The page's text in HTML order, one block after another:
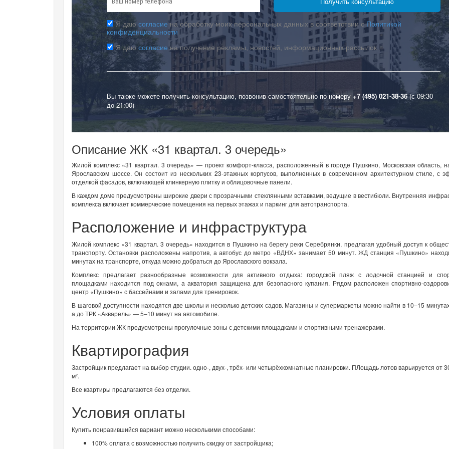
Я даю согласиена обработку моих персональных данных в соответствии сПолитикой
конфиденциальности
Я даю согласиена получение рекламы, новостей, информационных рассылок
Вы также можете получить консультацию, позвонив самостоятельно по номеру +7 (495) 021-38-36 (с 09:30
до 21:00)
Описание ЖК «31 квартал. 3 очередь»
Жилой комплекс «31 квартал. 3 очередь» — проект комфорт-класса, расположенный в городе Пушкино, Московская область,
Ярославском шоссе. Он состоит из нескольких 23-этажных корпусов, выполненных в современном архитектурном стиле, с
отделкой фасадов, включающей клинкерную плитку и облицовочные панели.
В каждом доме предусмотрены широкие двери с прозрачными стеклянными вставками, ведущие в вестибюли. Внутренняя
комплекса включает коммерческие помещения на первых этажах и паркинг для автотранспорта.
Расположение и инфраструктура
Жилой комплекс «31 квартал. 3 очередь» находится в Пушкино на берегу реки Серебрянки, предлагая удобный доступ к
транспорту. Остановки расположены напротив, а автобус до метро «ВДНХ» занимает 50 минут. ЖД станция «Пушкино»
минутах на транспорте, откуда можно добраться до Ярославского вокзала.
Комплекс предлагает разнообразные возможности для активного отдыха: городской пляж с лодочной станцией и
площадками находится под окнами, а акватория защищена для безопасного купания. Рядом расположен спортивно-
центр «Пушкино» с бассейнами и залами для тренировок.
В шаговой доступности находятся две школы и несколько детских садов. Магазины и супермаркеты можно найти в 10–15
а до ТРК «Акварель» — 5–10 минут на автомобиле.
На территории ЖК предусмотрены прогулочные зоны с детскими площадками и спортивными тренажерами.
Квартирография
Застройщик предлагает на выбор студии. одно-, двух-, трёх- или четырёхкомнатные планировки. ПЛощадь лотов варьируется от
м².
Все квартиры предлагаются без отделки.
Условия оплаты
Купить понравившийся вариант можно несколькими способами:
100% оплата с возможностью получить скидку от застройщика;